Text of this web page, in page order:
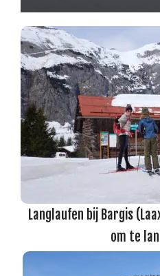
Langlaufen bij Bargis
om te